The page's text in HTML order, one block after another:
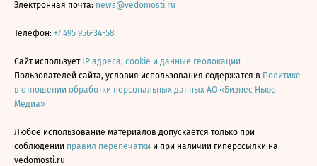
Электронная почта: news@vedomosti.ru
Телефон: +7 495 956-34-58
Сайт использует IP адреса, cookie и данные геолокации
Пользователей сайта, условия использования содержатся в Политике
в отношении обработки персональных данных АО «Бизнес Ньюс
Медиа»
Любое использование материалов допускается только при
соблюдении правил перепечатки и при наличии гиперссылки на
vedomosti.ru